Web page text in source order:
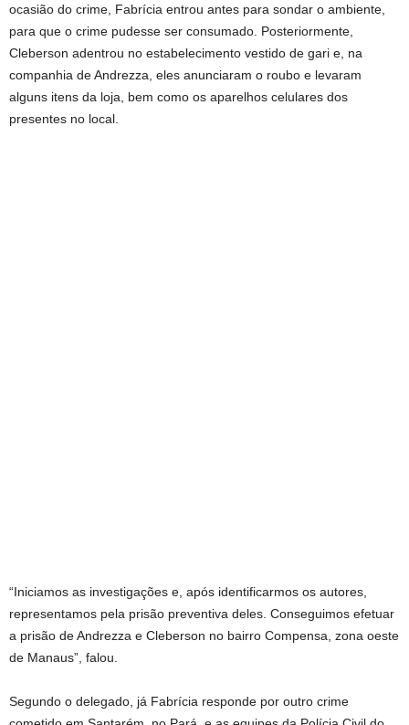
ocasião do crime, Fabrícia entrou antes para sondar o ambiente,
para que o crime pudesse ser consumado. Posteriormente,
Cleberson adentrou no estabelecimento vestido de gari e, na
companhia de Andrezza, eles anunciaram o roubo e levaram
alguns itens da loja, bem como os aparelhos celulares dos
presentes no local.
“Iniciamos as investigações e, após identificarmos os autores,
representamos pela prisão preventiva deles. Conseguimos efetuar
a prisão de Andrezza e Cleberson no bairro Compensa, zona oeste
de Manaus”, falou.
Segundo o delegado, já Fabrícia responde por outro crime